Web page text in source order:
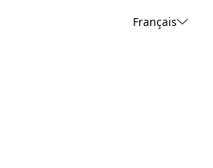
Français